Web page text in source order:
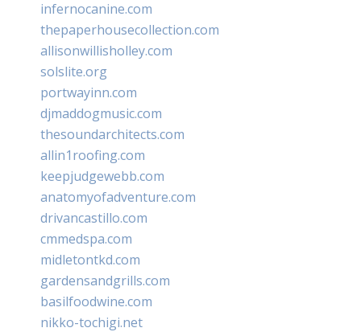
infernocanine.com
thepaperhousecollection.com
allisonwillisholley.com
solslite.org
portwayinn.com
djmaddogmusic.com
thesoundarchitects.com
allin1roofing.com
keepjudgewebb.com
anatomyofadventure.com
drivancastillo.com
cmmedspa.com
midletontkd.com
gardensandgrills.com
basilfoodwine.com
nikko-tochigi.net